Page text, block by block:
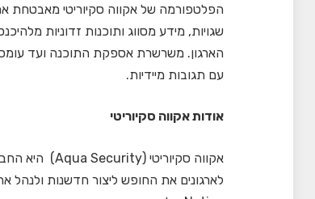
הפלטפורמה של אקווה סקיוריטי מאבטחת
שגויות, מידע מסווג ותוכנות זדוניות
הארגון. משרשרת אספקת התוכנה ועד
עם תגובות מיידיות.
אודות אקווה סקיוריטי